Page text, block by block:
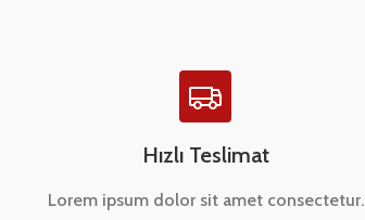
Hızlı Teslimat
Lorem ipsum dolor sit amet consectetur.